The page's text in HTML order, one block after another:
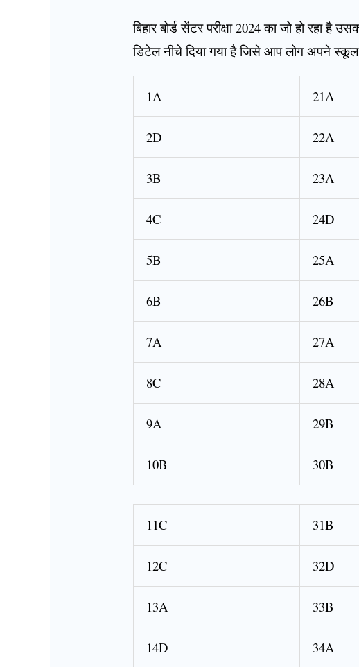
बिहार बोर्ड सेंटर परीक्षा 2024 का जो हो
डिटेल नीचे दिया गया है जिसे आप लोग अपने
1A 21A
2D 22A
3B 23A
4C 24D
5B 25A
6B 26B
7A 27A
8C 28A
9A 29B
10B 30B
11C 31B
12C 32D
13A 33B
14D 34A